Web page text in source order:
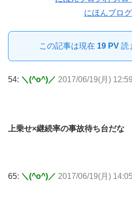
にほんブロ
この記事は現在 19 PV 読
54: ＼(^o^)／ 2017/06/19(月)
上乗せ×継続率の事故待ち台だな
65: ＼(^o^)／ 2017/06/19(月)